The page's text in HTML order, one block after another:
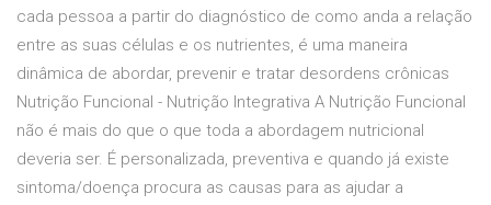
cada pessoa a partir do diagnóstico de como anda a relação
entre as suas células e os nutrientes, é uma maneira
dinâmica de abordar, prevenir e tratar desordens crônicas
Nutrição Funcional - Nutrição Integrativa A Nutrição Funcional
não é mais do que o que toda a abordagem nutricional
deveria ser. É personalizada, preventiva e quando já existe
sintoma/doença procura as causas para as ajudar a